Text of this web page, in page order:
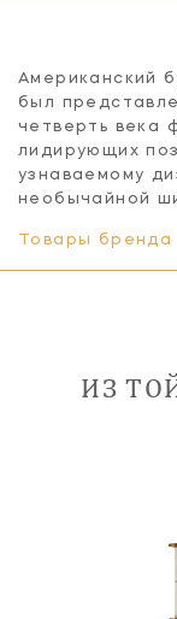
Американский
был
четверть века
лидирующих
узнаваемому
необычайной
Товары бренда
ИЗ